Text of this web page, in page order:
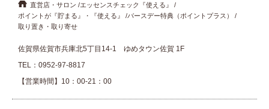
直営店・サロン
エッセンスチェック『使える』
ポイントが『貯まる』・『使える』
バースデー特典（ポイントプラス）
取り置き・取り寄せ
佐賀県佐賀市兵庫北5丁目14-1 ゆめタウン佐賀 1F
TEL： 0952-97-8817
【営業時間】10：00-21：00